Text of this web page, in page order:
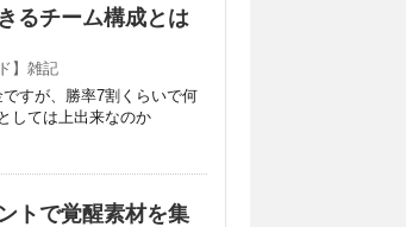
るチーム構成とは
】雑記
すが、勝率7割くらいで何
しては上出来なのか
トで覚醒素材を集